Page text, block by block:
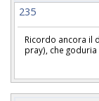
235
Ricordo ancora il
pray), che goduria